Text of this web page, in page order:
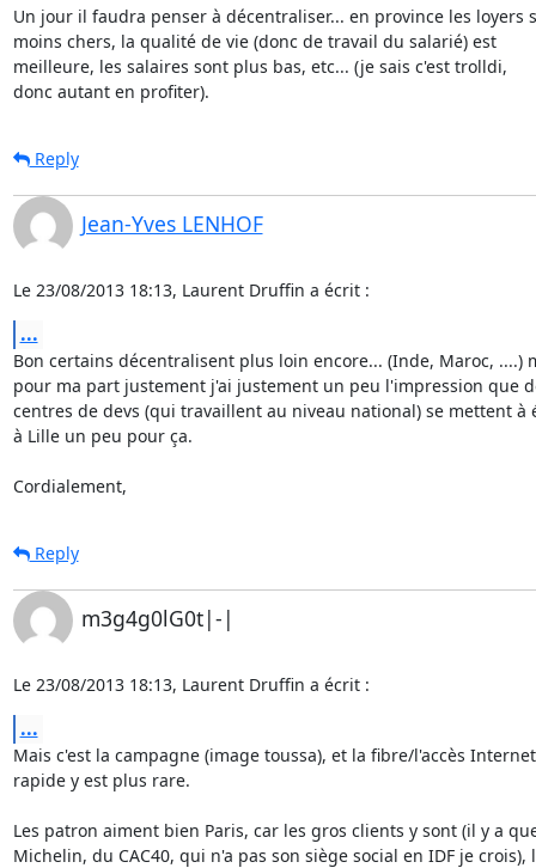
Un jour il faudra penser à décentraliser... en province les loyers
moins chers, la qualité de vie (donc de travail du salarié) est
meilleure, les salaires sont plus bas, etc... (je sais c'est trolldi,
donc autant en profiter).
Reply
Jean-Yves LENHOF
Le 23/08/2013 18:13, Laurent Druffin a écrit :
...
Bon certains décentralisent plus loin encore... (Inde, Maroc, ....)
pour ma part justement j'ai justement un peu l'impression que
centres de devs (qui travaillent au niveau national) se mettent à
à Lille un peu pour ça.
Cordialement,
Reply
m3g4g0lG0t|-|
Le 23/08/2013 18:13, Laurent Druffin a écrit :
...
Mais c'est la campagne (image toussa), et la fibre/l'accès
rapide y est plus rare.
Les patron aiment bien Paris, car les gros clients y sont (il y a
Michelin, du CAC40, qui n'a pas son siège social en IDF je crois),